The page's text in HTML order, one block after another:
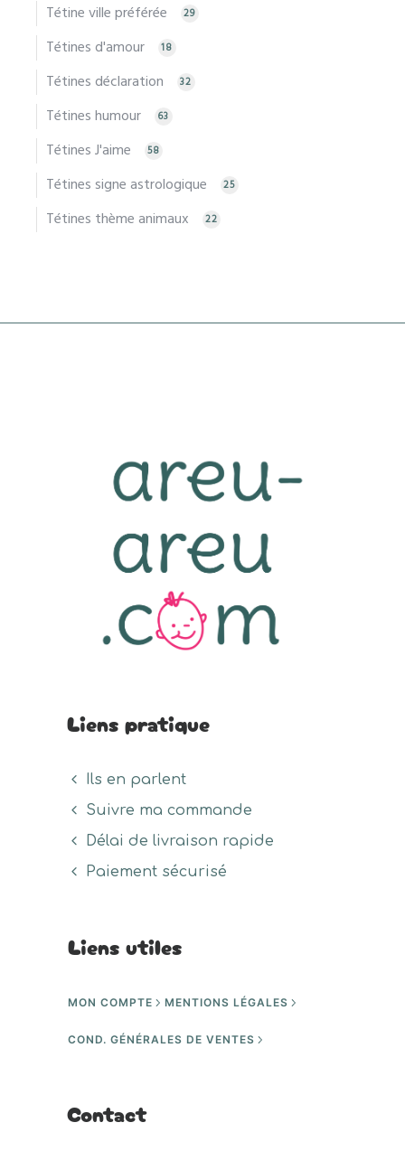
Tétine ville préférée 29
Tétines d'amour 18
Tétines déclaration 32
Tétines humour 63
Tétines J'aime 58
Tétines signe astrologique 25
Tétines thème animaux 22
Liens pratique
Ils en parlent
Suivre ma commande
Délai de livraison rapide
Paiement sécurisé
Liens utiles
MON COMPTE MENTIONS LÉGALES
COND. GÉNÉRALES DE VENTES
Contact